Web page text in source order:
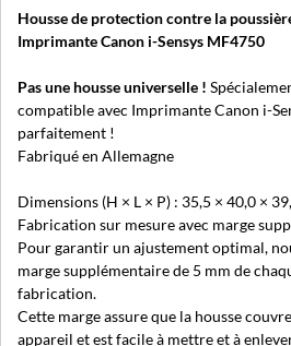
Housse de protection contre la
Imprimante Canon i-Sensys MF4750
Pas une housse universelle !
compatible avec Imprimante Canon i-
parfaitement !
Fabriqué en Allemagne
Dimensions (H × L × P) : 35,5 × 40,0 ×
Fabrication sur mesure avec marge
Pour garantir un ajustement optimal,
marge supplémentaire de 5 mm de
fabrication.
Cette marge assure que la housse
appareil et est facile à mettre et à